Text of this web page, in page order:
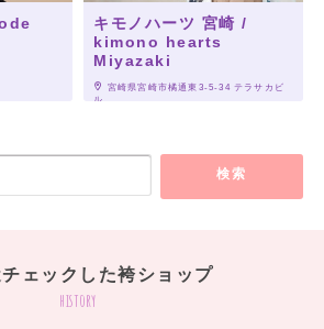
キモノハーツ 宮崎 /
kimono hearts
Miyazaki
宮崎県宮崎市橘通東3-5-34 テラサカビ
ル
検索
ェックした袴ショップ
history